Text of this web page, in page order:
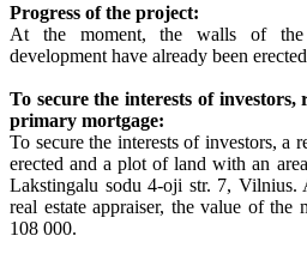
Progress of the project:
At the moment, the walls of the
development have already been
To secure the interests of investors,
primary mortgage:
To secure the interests of investors, a
erected and a plot of land with an
Lakstingalu sodu 4-oji str. 7, Vilnius.
real estate appraiser, the value of the
108 000.